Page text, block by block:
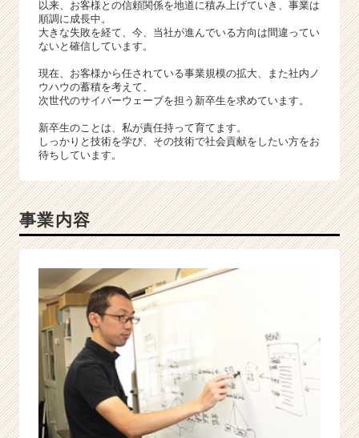
以来、お客様との信頼関係を地道に積み上げていき、事業は
順調に成長中。
大きな失敗を経て、今、当社が進んでいる方向は間違ってい
ないと確信しています。
現在、お客様から任されている事業規模の拡大、また社内ノ
ウハウの蓄積を考えて、
次世代のサイバーウェーブを担う新卒生を求めています。
新卒生のことは、私が責任持って育てます。
しっかりと技術を学び、その技術で社会貢献をしたい方をお
待ちしています。
事業内容